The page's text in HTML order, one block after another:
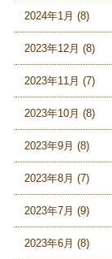
2024年1月 (8)
2023年12月 (8)
2023年11月 (7)
2023年10月 (8)
2023年9月 (8)
2023年8月 (7)
2023年7月 (9)
2023年6月 (8)